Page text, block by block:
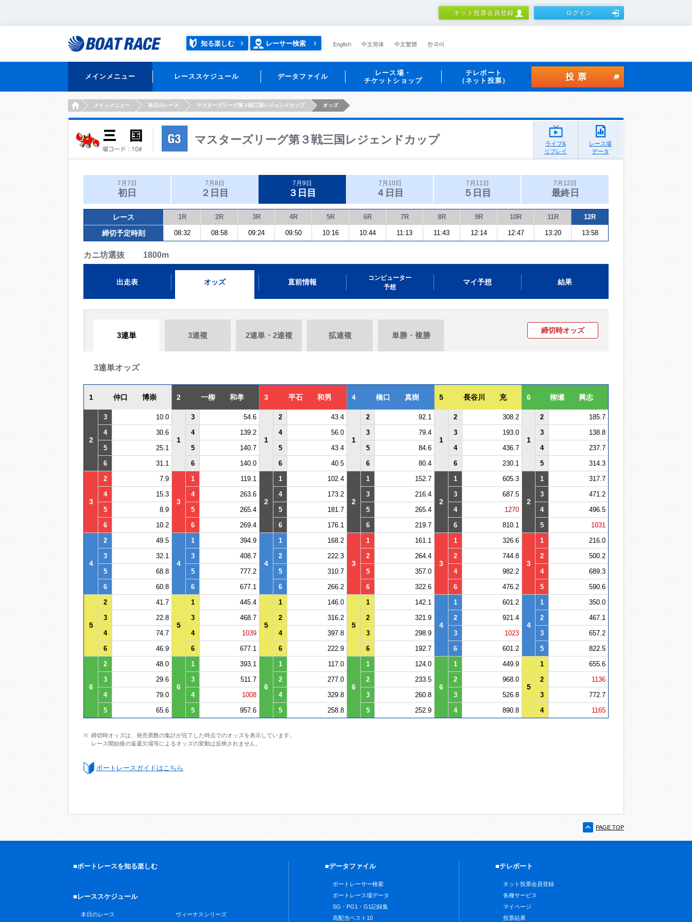
ネット投票会員登録 ログイン
知る楽しむ レーサー検索 English 中文简体 中文繁體 한국어
メインメニュー レーススケジュール データファイル
レース場・
チケットショップ
テレボート
（ネット投票）
投票
HOMEメインメニュー 本日のレース マスターズリーグ第３戦三国レジェンドカップ オッズ
マスターズリーグ第３戦三国レジェンドカップ
ライブ&
リプレイ
レース場
データ
7月7日
初日
7月8日
２日目
7月9日
３日目
7月10日
４日目
7月11日
５日目
7月12日
最終日
レース 1R 2R 3R 4R 5R 6R 7R 8R 9R 10R 11R 12R
締切予定時刻 08:32 08:58 09:24 09:50 10:16 10:44 11:13 11:43 12:14 12:47 13:20 13:58
カニ坊選抜 1800m
出走表 オッズ 直前情報
コンピューター
予想
マイ予想 結果
3連単 3連複 2連単・2連複 拡連複 単勝・複勝
締切時オッズ
3連単オッズ
1 仲口 博崇 2 一柳 和孝 3 平石 和男 4 橋口 真樹 5 長谷川 充 6 柳瀬 興志
2
3 10.0
1
3 54.6
1
2 43.4
1
2 92.1
1
2 308.2
1
2
185.7
4
30.6 4 139.2 4 56.0 3 79.4 3 193.0 3
138.8
5
25.1 5 140.7 5 43.4 5 84.6 4 436.7 4
237.7
6
31.1 6 140.0 6 40.5 6 80.4 6 230.1 5 314.3
3
2 7.9
3
1 119.1
2
1 102.4
2
1 152.7
2
1 605.3
2
1
317.7
4
15.3 4 263.6 4 173.2 3 216.4 3 687.5 3
471.2
5
8.9 5 265.4 5 181.7 5 265.4 4 1270 4
496.5
6
10.2 6 269.4 6 176.1 6 219.7 6 810.1 5 1031
4
2 49.5
4
1 394.9
4
1 168.2
3
1 161.1
3
1 326.6
3
1
216.0
3
32.1 3 408.7 2 222.3 2 264.4 2 744.8 2
500.2
5
68.8 5 777.2 5 310.7 5 357.0 4 982.2 4
689.3
6
60.8 6 677.1 6 266.2 6 322.6 6 476.2 5 590.6
5
2 41.7
5
1 445.4
5
1 146.0
5
1 142.1
4
1 601.2
4
1
350.0
3
22.8 3 468.7 2 316.2 2 321.9 2 921.4 2
467.1
4
74.7 4 1039 4 397.8 3 298.9 3 1023 3
657.2
6
46.9 6 677.1 6 222.9 6 192.7 6 601.2 5 822.5
6
2 48.0
6
1 393.1
6
1 117.0
6
1 124.0
6
1 449.9
5
1
655.6
3
29.6 3 511.7 2 277.0 2 233.5 2 968.0 2
1136
4
79.0 4 1008 4 329.8 3 260.8 3 526.8 3
772.7
5
65.6 5 957.6 5 258.8 5 252.9 4 890.8 4 1165
締切時オッズは、発売票数の集計が完了した時点でのオッズを表示しています。
レース開始後の返還欠場等によるオッズの変動は反映されません。
ボートレースガイドはこちら
PAGE TOP
■ボートレースを知る楽しむ
■レーススケジュール
本日のレース ヴィーナスシリーズ
■データファイル
ボートレーサー検索
ボートレース場データ
SG・PG1・G1記録集
高配当ベスト10
■テレボート
ネット投票会員登録
各種サービス
マイページ
投票結果